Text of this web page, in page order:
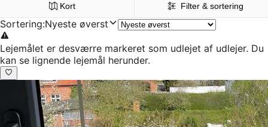
Kort Filter & sortering
Sortering:Nyeste øverst
Lejemålet er desværre markeret som udlejet af udlejer. Du
kan se lignende lejemål herunder.